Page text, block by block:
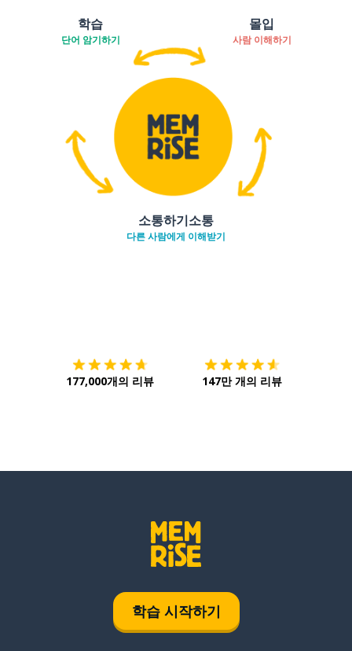
학습
단어 암기하기
몰입
사람 이해하기
소통하기소통
다른 사람에게 이해받기
177,000개의 리뷰 147만 개의 리뷰
학습 시작하기